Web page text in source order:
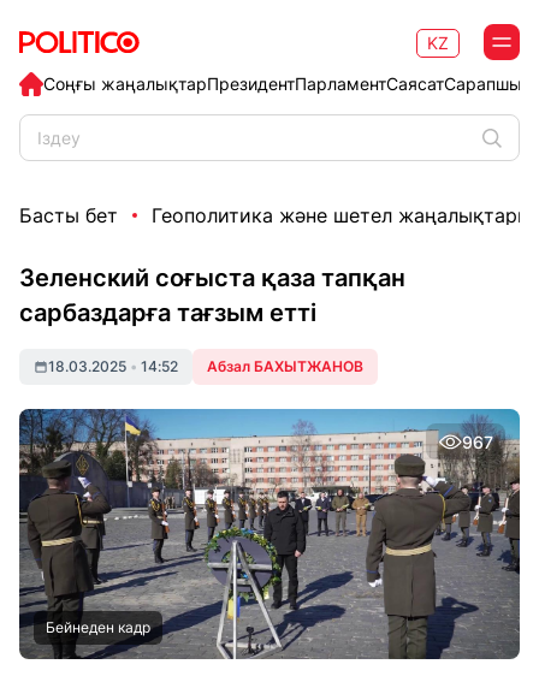
Соңғы жаңалықтарПрезидентПарламентСаясат
KZ
Басты бет Геополитика және шетел жаңалықтары
Зеленский соғыста қаза тапқан
сарбаздарға тағзым етті
18.03.2025 • 14:52 Абзал БАХЫТЖАНОВ
967
Бейнеден кадр